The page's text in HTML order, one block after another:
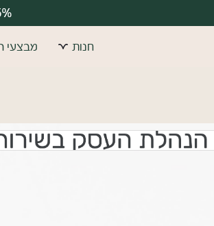
5% הנחה
חנות מבצעי
התחברו